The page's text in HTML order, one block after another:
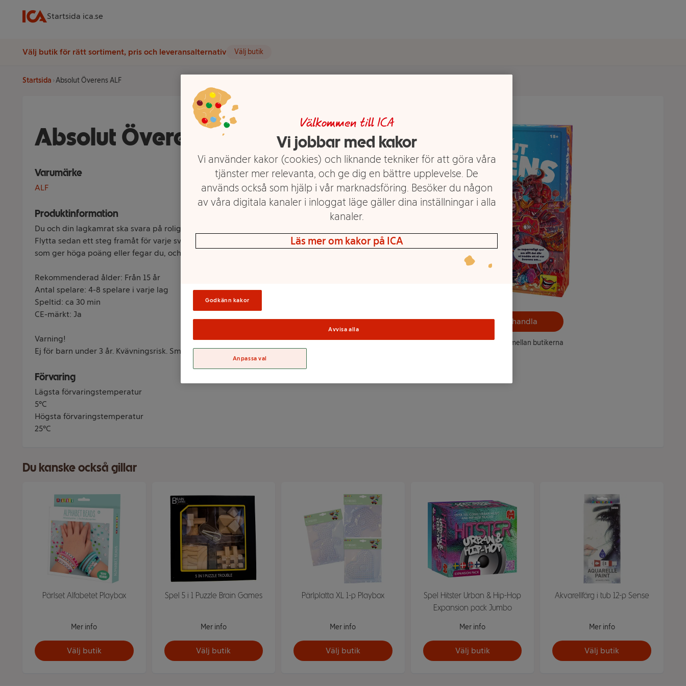
Startsida ica.se
Välj butik för rätt sortiment, pris och leveransalternativ Välj butik
Startsida Absolut Överens ALF
Absolut Överens ALF
Varumärke
ALF
Produktinformation
Du och din lagkamrat ska svara på roliga frågor, utan att visa svaren för varandra.
Flytta sedan ett steg framåt för varje svar ni är överens om. Vågar du ta svåra ord
som ger höga poäng eller fegar du, och tar lätta ord som ger låga poäng?
Rekommenderad ålder: Från 15 år
Antal spelare: 4-8 spelare i varje lag
Speltid: ca 30 min
CE-märkt: Ja
Varning!
Ej för barn under 3 år. Kvävningsrisk. Smådelar.
Förvaring
Lägsta förvaringstemperatur
5°C
Högsta förvaringstemperatur
25°C
Välj butik och handla
Sortimentet kan variera mellan butikerna
Du kanske också gillar
Pärlset Alfabetet Playbox
Mer info
Välj butik
Spel 5 i 1 Puzzle Brain Games
Mer info
Välj butik
Pärlplatta XL 1-p Playbox
Mer info
Välj butik
Spel Hitster Urban & Hip-Hop
Expansion pack Jumbo
Mer info
Välj butik
Akvarellfärg i tub 12-p Sense
Mer info
Välj butik
Välkommen till ICA
Vi jobbar med kakor
Vi använder kakor (cookies) och liknande tekniker för att göra våra
tjänster mer relevanta, och ge dig en bättre upplevelse. De
används också som hjälp i vår marknadsföring. Besöker du någon
av våra digitala kanaler i inloggat läge gäller dina inställningar i alla
kanaler.
Läs mer om kakor på ICA
Godkänn kakor
Avvisa alla
Anpassa val